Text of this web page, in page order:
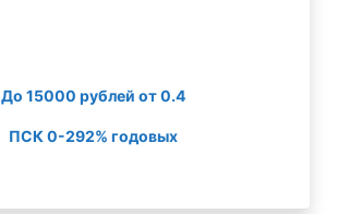
До 15000 рублей от 0.4
ПСК 0-292% годовых